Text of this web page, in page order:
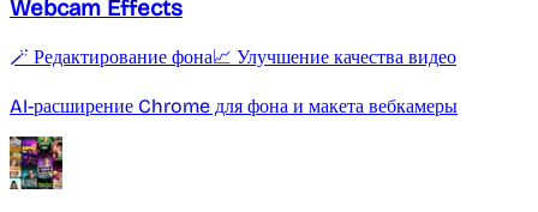
Webcam Effects
🪄 Редактирование фона📈 Улучшение качества видео
AI-расширение Chrome для фона и макета вебкамеры